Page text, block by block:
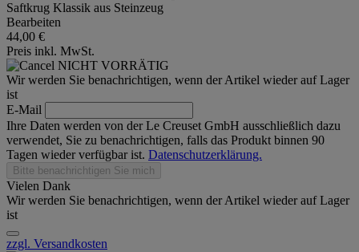
Saftkrug Klassik aus Steinzeug
Bearbeiten
44,00 €
Preis inkl. MwSt.
NICHT VORRÄTIG
Wir werden Sie benachrichtigen, wenn der Artikel wieder auf Lager
ist
E-Mail
Ihre Daten werden von der Le Creuset GmbH ausschließlich dazu
verwendet, Sie zu benachrichtigen, falls das Produkt binnen 90
Tagen wieder verfügbar ist. Datenschutzerklärung.
Bitte benachrichtigen Sie mich
Vielen Dank
Wir werden Sie benachrichtigen, wenn der Artikel wieder auf Lager
ist
zzgl. Versandkosten